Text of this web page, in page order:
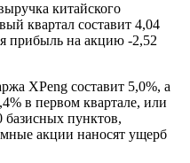
китайского
квартал составит 4,04
прибыль на акцию -2,52
XPeng составит 5,0%, а
в первом квартале, или
базисных пунктов,
акции наносят ущерб